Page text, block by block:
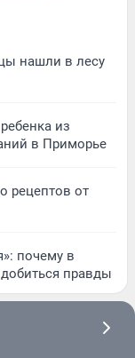
нашли в лесу
из
в Приморье
рецептов от
почему в
правды